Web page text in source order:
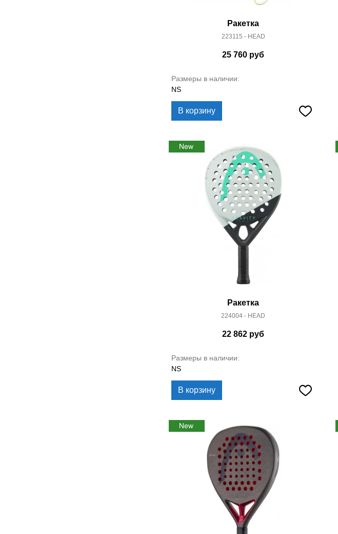
Ракетка
223115 - HEAD
25 760 руб
Размеры в наличии:
NS
В корзину
Ракетка
224004 - HEAD
22 862 руб
Размеры в наличии:
NS
В корзину